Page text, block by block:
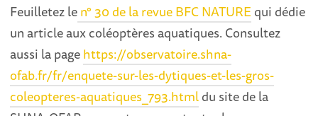
Feuilletez len° 30 de la revue BFC NATURE qui dédie
un article aux coléoptères aquatiques. Consultez
aussi la pagehttps://observatoire.shna-
ofab.fr/fr/enquete-sur-les-dytiques-et-les-gros-
coleopteres-aquatiques_793.htmldu site de la